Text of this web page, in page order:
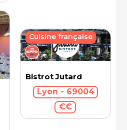
Bistrot Jutard
Lyon - 69004
€€
Cuisine française